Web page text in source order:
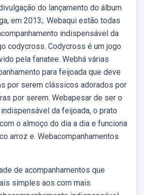
do lançamento do álbum
em 2013;. Webaqui estão todas
indispensável da
codycross. Codycross é um jogo
pela fanatee. Webhá várias
para feijoada que deve
por serem clássicos adorados por
por serem. Webapesar de ser o
da feijoada, o prato
o almoço do dia a dia e funciona
arroz e. Webacompanhamentos
de acompanhamentos que
simples aos com mais